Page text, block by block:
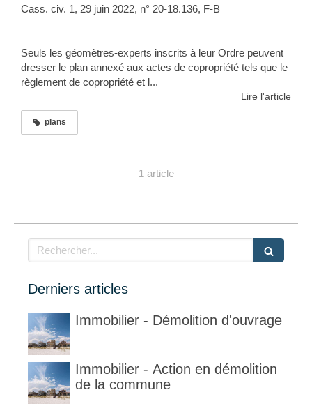
Cass. civ. 1, 29 juin 2022, n° 20-18.136, F-B
Seuls les géomètres-experts inscrits à leur Ordre peuvent
dresser le plan annexé aux actes de copropriété tels que le
règlement de copropriété et l...
Lire l'article
plans
1 article
Rechercher
Derniers articles
Immobilier - Démolition d'ouvrage
Immobilier - Action en démolition
de la commune